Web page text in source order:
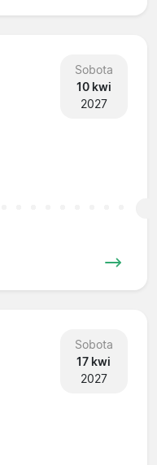
Sobota
10 kwi
2027
Sobota
17 kwi
2027